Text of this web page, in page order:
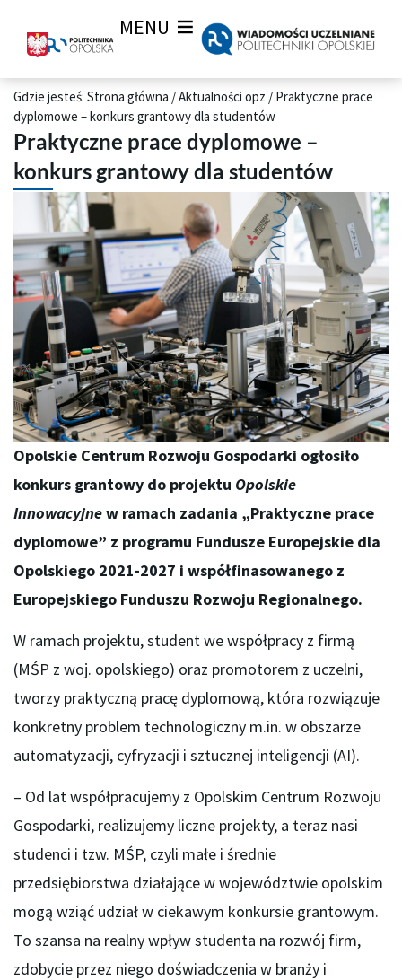
MENU
Gdzie jesteś: Strona główna /Aktualności opz / Praktyczne prace
dyplomowe – konkurs grantowy dla studentów
Praktyczne prace dyplomowe –
konkurs grantowy dla studentów
Opolskie Centrum Rozwoju Gospodarki ogłosiło
konkurs grantowy do projektu Opolskie
Innowacyjnew ramach zadania „Praktyczne prace
dyplomowe” z programu Fundusze Europejskie dla
Opolskiego 2021-2027 i współfinasowanego z
Europejskiego Funduszu Rozwoju Regionalnego.
W ramach projektu, student we współpracy z firmą
(MŚP z woj. opolskiego) oraz promotorem z uczelni,
tworzy praktyczną pracę dyplomową, która rozwiązuje
konkretny problem technologiczny m.in. w obszarze
automatyzacji, cyfryzacji i sztucznej inteligencji (AI).
– Od lat współpracujemy z Opolskim Centrum Rozwoju
Gospodarki, realizujemy liczne projekty, a teraz nasi
studenci i tzw. MŚP, czyli małe i średnie
przedsiębiorstwa działające w województwie opolskim
mogą wziąć udział w ciekawym konkursie grantowym.
To szansa na realny wpływ studenta na rozwój firm,
zdobycie przez niego doświadczenia w branży i